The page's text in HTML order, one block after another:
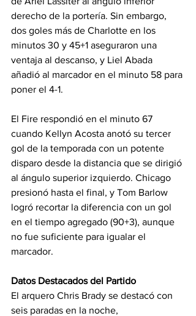
derecho de la portería. Sin embargo,
dos goles más de Charlotte en los
minutos 30 y 45+1 aseguraron una
ventaja al descanso, y Liel Abada
añadió al marcador en el minuto 58 para
poner el 4-1.
El Fire respondió en el minuto 67
cuando Kellyn Acosta anotó su tercer
gol de la temporada con un potente
disparo desde la distancia que se dirigió
al ángulo superior izquierdo. Chicago
presionó hasta el final, y Tom Barlow
logró recortar la diferencia con un gol
en el tiempo agregado (90+3), aunque
no fue suficiente para igualar el
marcador.
Datos Destacados del Partido
El arquero Chris Brady se destacó con
seis paradas en la noche,